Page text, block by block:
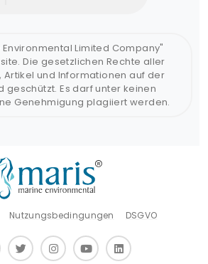
Limited Company"
Die gesetzlichen Rechte aller
Artikel und Informationen auf der
geschützt. Es darf unter keinen
Genehmigung plagiiert werden.
Nutzungsbedingungen DSGVO